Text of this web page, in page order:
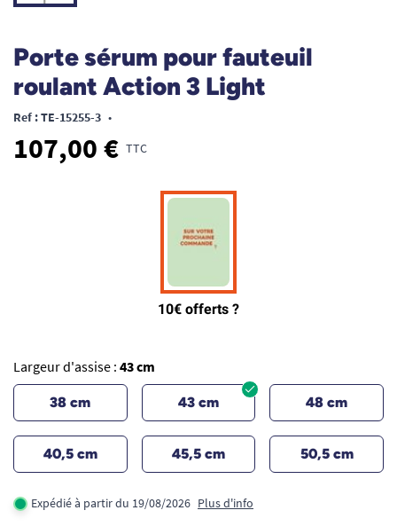
Porte sérum pour fauteuil
roulant Action 3 Light
Ref : TE-15255-3 •
107,00 € TTC
Largeur d'assise : 43 cm
38 cm 43 cm 48 cm
40,5 cm 45,5 cm 50,5 cm
Expédié à partir du 19/08/2026 Plus d'info